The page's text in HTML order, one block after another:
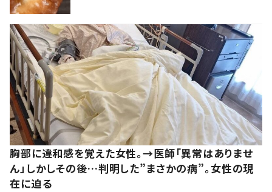
胸部に違和感を覚えた女性。→医師「異常はありませ
ん」しかしその後…判明した”まさかの病”。女性の現
在に迫る